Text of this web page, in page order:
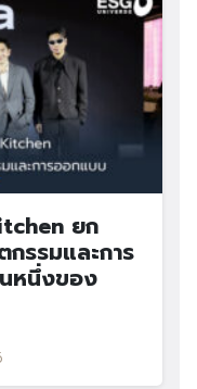
ยก
รรมและการ
หนึ่งของ